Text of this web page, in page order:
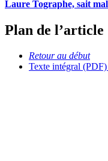
Laure Tographe, sait
Plan de l’article
Retour au début
Texte intégral (PDF)